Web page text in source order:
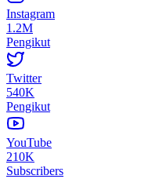
Instagram
1.2M
Pengikut
Twitter
540K
Pengikut
YouTube
210K
Subscribers